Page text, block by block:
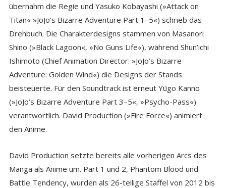
übernahm die Regie und Yasuko Kobayashi (»Attack on
Titan« »JoJo’s Bizarre Adventure Part 1–5«) schrieb das
Drehbuch. Die Charakterdesigns stammen von Masanori
Shino (»Black Lagoon«, »No Guns Life«), während Shun’ichi
Ishimoto (Chief Animation Director: »JoJo’s Bizarre
Adventure: Golden Wind«) die Designs der Stands
beisteuerte. Für den Soundtrack ist erneut Yūgo Kanno
(»JoJo’s Bizarre Adventure Part 3–5«, »Psycho-Pass«)
verantwortlich. David Production (»Fire Force«) animiert
den Anime.
David Production setzte bereits alle vorherigen Arcs des
Manga als Anime um. Part 1 und 2, Phantom Blood und
Battle Tendency, wurden als 26-teilige Staffel von 2012 bis